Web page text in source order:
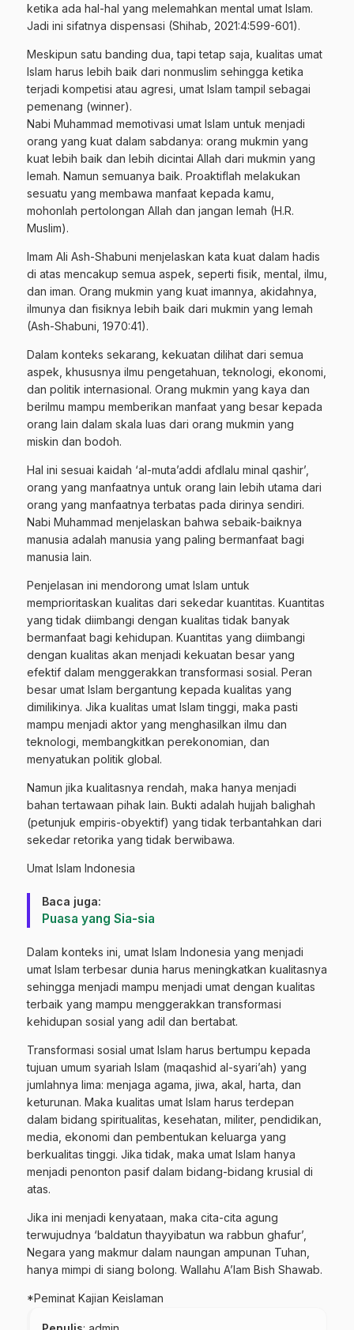
ketika ada hal-hal yang melemahkan mental umat Islam.
Jadi ini sifatnya dispensasi (Shihab, 2021:4:599-601).
Meskipun satu banding dua, tapi tetap saja, kualitas umat
Islam harus lebih baik dari nonmuslim sehingga ketika
terjadi kompetisi atau agresi, umat Islam tampil sebagai
pemenang (winner).
Nabi Muhammad memotivasi umat Islam untuk menjadi
orang yang kuat dalam sabdanya: orang mukmin yang
kuat lebih baik dan lebih dicintai Allah dari mukmin yang
lemah. Namun semuanya baik. Proaktiflah melakukan
sesuatu yang membawa manfaat kepada kamu,
mohonlah pertolongan Allah dan jangan lemah (H.R.
Muslim).
Imam Ali Ash-Shabuni menjelaskan kata kuat dalam hadis
di atas mencakup semua aspek, seperti fisik, mental, ilmu,
dan iman. Orang mukmin yang kuat imannya, akidahnya,
ilmunya dan fisiknya lebih baik dari mukmin yang lemah
(Ash-Shabuni, 1970:41).
Dalam konteks sekarang, kekuatan dilihat dari semua
aspek, khususnya ilmu pengetahuan, teknologi, ekonomi,
dan politik internasional. Orang mukmin yang kaya dan
berilmu mampu memberikan manfaat yang besar kepada
orang lain dalam skala luas dari orang mukmin yang
miskin dan bodoh.
Hal ini sesuai kaidah ‘al-muta’addi afdlalu minal qashir’,
orang yang manfaatnya untuk orang lain lebih utama dari
orang yang manfaatnya terbatas pada dirinya sendiri.
Nabi Muhammad menjelaskan bahwa sebaik-baiknya
manusia adalah manusia yang paling bermanfaat bagi
manusia lain.
Penjelasan ini mendorong umat Islam untuk
memprioritaskan kualitas dari sekedar kuantitas. Kuantitas
yang tidak diimbangi dengan kualitas tidak banyak
bermanfaat bagi kehidupan. Kuantitas yang diimbangi
dengan kualitas akan menjadi kekuatan besar yang
efektif dalam menggerakkan transformasi sosial. Peran
besar umat Islam bergantung kepada kualitas yang
dimilikinya. Jika kualitas umat Islam tinggi, maka pasti
mampu menjadi aktor yang menghasilkan ilmu dan
teknologi, membangkitkan perekonomian, dan
menyatukan politik global.
Namun jika kualitasnya rendah, maka hanya menjadi
bahan tertawaan pihak lain. Bukti adalah hujjah balighah
(petunjuk empiris-obyektif) yang tidak terbantahkan dari
sekedar retorika yang tidak berwibawa.
Umat Islam Indonesia
Baca juga:
Puasa yang Sia-sia
Dalam konteks ini, umat Islam Indonesia yang menjadi
umat Islam terbesar dunia harus meningkatkan kualitasnya
sehingga menjadi mampu menjadi umat dengan kualitas
terbaik yang mampu menggerakkan transformasi
kehidupan sosial yang adil dan bertabat.
Transformasi sosial umat Islam harus bertumpu kepada
tujuan umum syariah Islam (maqashid al-syari’ah) yang
jumlahnya lima: menjaga agama, jiwa, akal, harta, dan
keturunan. Maka kualitas umat Islam harus terdepan
dalam bidang spiritualitas, kesehatan, militer, pendidikan,
media, ekonomi dan pembentukan keluarga yang
berkualitas tinggi. Jika tidak, maka umat Islam hanya
menjadi penonton pasif dalam bidang-bidang krusial di
atas.
Jika ini menjadi kenyataan, maka cita-cita agung
terwujudnya ‘baldatun thayyibatun wa rabbun ghafur’,
Negara yang makmur dalam naungan ampunan Tuhan,
hanya mimpi di siang bolong. Wallahu A’lam Bish Shawab.
*Peminat Kajian Keislaman